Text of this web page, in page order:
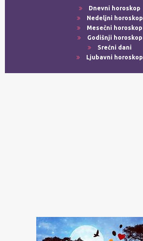
Dnevni horoskop
Nedeljni horoskop
Mesečni horoskop
Godišnji horoskop
Srećni dani
Ljubavni horoskop